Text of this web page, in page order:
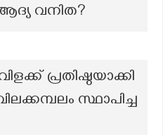
ആദ്യ വനിത?
പ്രതിഷ്ഠയാക്കി
സ്ഥാപിച്ച